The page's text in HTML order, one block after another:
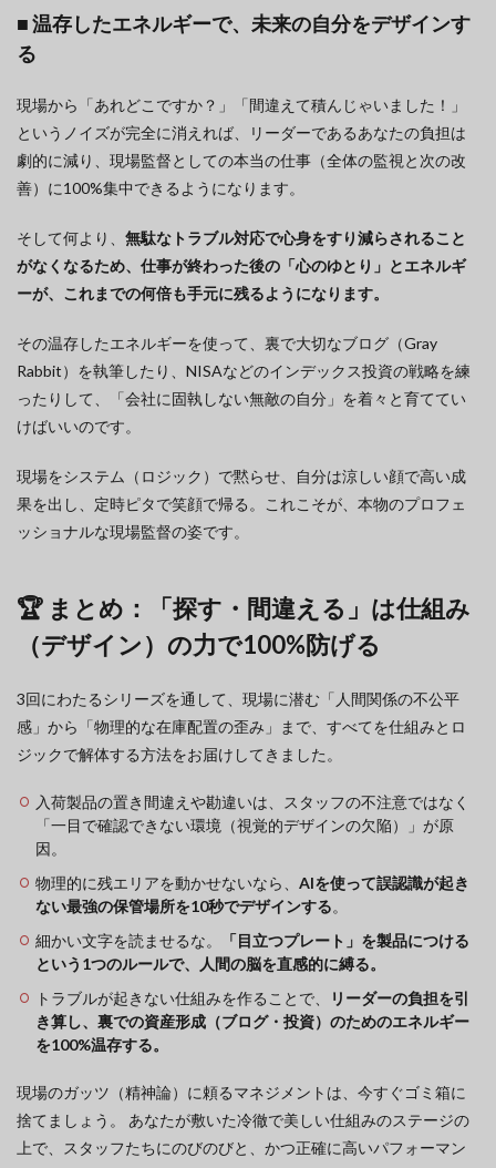
■ 温存したエネルギーで、未来の自分をデザインす
る
現場から「あれどこですか？」「間違えて積んじゃいました！」
というノイズが完全に消えれば、リーダーであるあなたの負担は
劇的に減り、現場監督としての本当の仕事（全体の監視と次の改
善）に100%集中できるようになります。
そして何より、 無駄なトラブル対応で心身をすり減らされること
がなくなるため、仕事が終わった後の「心のゆとり」とエネルギ
ーが、これまでの何倍も手元に残るようになります。
その温存したエネルギーを使って、裏で大切なブログ（Gray
Rabbit）を執筆したり、NISAなどのインデックス投資の戦略を練
ったりして、「会社に固執しない無敵の自分」を着々と育ててい
けばいいのです。
現場をシステム（ロジック）で黙らせ、自分は涼しい顔で高い成
果を出し、定時ピタで笑顔で帰る。これこそが、本物のプロフェ
ッショナルな現場監督の姿です。
🏆 まとめ：「探す・間違える」は仕組み
（デザイン）の力で100%防げる
3回にわたるシリーズを通して、現場に潜む「人間関係の不公平
感」から「物理的な在庫配置の歪み」まで、すべてを仕組みとロ
ジックで解体する方法をお届けしてきました。
入荷製品の置き間違えや勘違いは、スタッフの不注意ではなく
「一目で確認できない環境（視覚的デザインの欠陥）」が原
因。
物理的に残エリアを動かせないなら、 AIを使って誤認識が起き
ない最強の保管場所を10秒でデザインする。
細かい文字を読ませるな。
「目立つプレート」を製品につける
という1つのルールで、人間の脳を直感的に縛る。
トラブルが起きない仕組みを作ることで、
リーダーの負担を引
き算し、裏での資産形成（ブログ・投資）のためのエネルギー
を100%温存する。
現場のガッツ（精神論）に頼るマネジメントは、今すぐゴミ箱に
捨てましょう。 あなたが敷いた冷徹で美しい仕組みのステージの
上で、スタッフたちにのびのびと、かつ正確に高いパフォーマン